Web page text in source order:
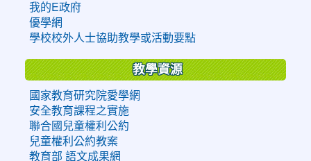
我的E政府
優學網
學校校外人士協助教學或活動要點
教學資源
國家教育研究院愛學網
安全教育課程之實施
聯合國兒童權利公約
兒童權利公約教案
教育部 語文成果網